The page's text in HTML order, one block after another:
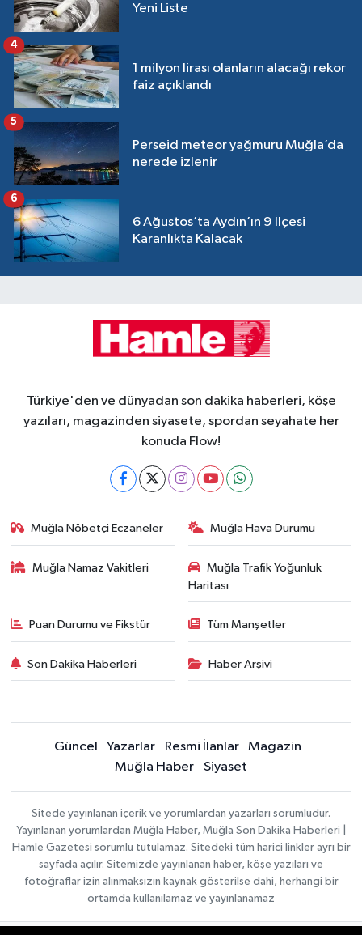
Yeni Liste
1 milyon lirası olanların alacağı rekor
faiz açıklandı
4
Perseid meteor yağmuru Muğla’da
nerede izlenir
5
6 Ağustos’ta Aydın’ın 9 İlçesi
Karanlıkta Kalacak
6
Türkiye'den ve dünyadan son dakika haberleri, köşe
yazıları, magazinden siyasete, spordan seyahate her
konuda Flow!
Muğla Nöbetçi Eczaneler Muğla Hava Durumu
Muğla Namaz Vakitleri
Muğla Trafik Yoğunluk
Haritası
Puan Durumu ve Fikstür Tüm Manşetler
Son Dakika Haberleri Haber Arşivi
Güncel Yazarlar Resmi İlanlar
Magazin
Muğla Haber
Siyaset
Sitede yayınlanan içerik ve yorumlardan yazarları sorumludur.
Yayınlanan yorumlardan Muğla Haber, Muğla Son Dakika Haberleri |
Hamle Gazetesi sorumlu tutulamaz. Sitedeki tüm harici linkler ayrı bir
sayfada açılır. Sitemizde yayınlanan haber, köşe yazıları ve
fotoğraflar izin alınmaksızın kaynak gösterilse dahi, herhangi bir
ortamda kullanılamaz ve yayınlanamaz